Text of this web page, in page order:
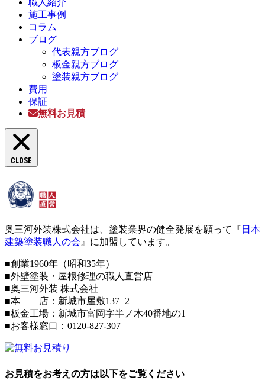
職人紹介
施工事例
コラム
ブログ
代表親方ブログ
板金親方ブログ
塗装親方ブログ
費用
保証
無料お見積
CLOSE
奥三河外装株式会社は、塗装業界の健全発展を願って『 日本
建築塗装職人の会 』に加盟しています。
■創業1960年（昭和35年）
■外壁塗装・屋根修理の職人直営店
■奥三河外装 株式会社
■本 店：新城市屋敷137−2
■板金工場：新城市富岡字半ノ木40番地の1
■お客様窓口：0120-827-307
お見積をお考えの方は以下をご覧ください